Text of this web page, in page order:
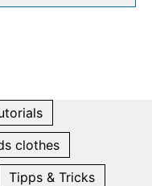
clothes
Tipps & Tricks